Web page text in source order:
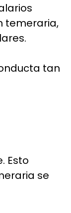
temeraria,
tan
Esto
se